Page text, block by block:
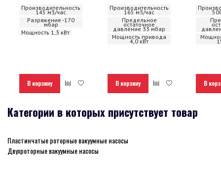
Производительность
145 м3/час
Разряжение -170
мбар
Мощность 1,3 кВт
В корзину
Производительность
165 м3/час
Предельное
остаточное
давление 33 мбар
Мощность привода
4,0 кВт
В корзину В
Категории в которых присутствует товар
Пластинчатые роторные вакуумные насосы
Двухроторные вакуумные насосы